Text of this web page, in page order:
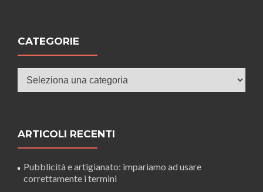
CATEGORIE
ARTICOLI RECENTI
Pubblicità e artigianato: impariamo ad usare
correttamente i termini